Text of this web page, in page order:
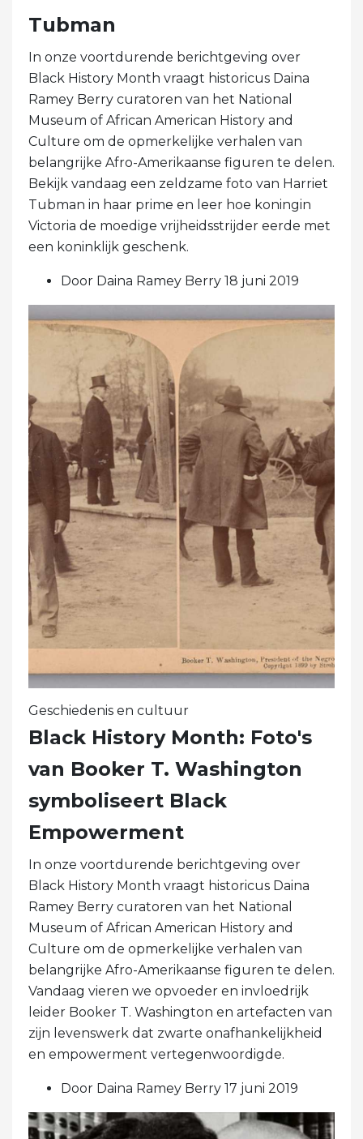
Tubman
In onze voortdurende berichtgeving over
Black History Month vraagt ​​historicus Daina
Ramey Berry curatoren van het National
Museum of African American History and
Culture om de opmerkelijke verhalen van
belangrijke Afro-Amerikaanse figuren te delen.
Bekijk vandaag een zeldzame foto van Harriet
Tubman in haar prime en leer hoe koningin
Victoria de moedige vrijheidsstrijder eerde met
een koninklijk geschenk.
Door Daina Ramey Berry 18 juni 2019
Geschiedenis en cultuur
Black History Month: Foto's
van Booker T. Washington
symboliseert Black
Empowerment
In onze voortdurende berichtgeving over
Black History Month vraagt ​​historicus Daina
Ramey Berry curatoren van het National
Museum of African American History and
Culture om de opmerkelijke verhalen van
belangrijke Afro-Amerikaanse figuren te delen.
Vandaag vieren we opvoeder en invloedrijk
leider Booker T. Washington en artefacten van
zijn levenswerk dat zwarte onafhankelijkheid
en empowerment vertegenwoordigde.
Door Daina Ramey Berry 17 juni 2019